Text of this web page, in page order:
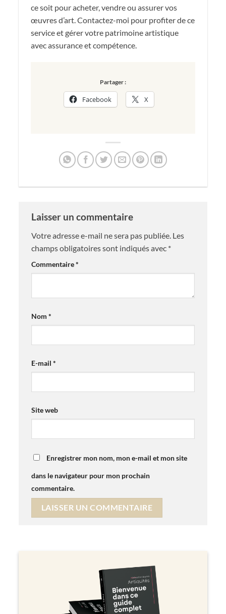
ce soit pour acheter, vendre ou assurer vos
œuvres d’art. Contactez-moi pour profiter de ce
service et gérer votre patrimoine artistique
avec assurance et compétence.
Partager :
Facebook X
Laisser un commentaire
Votre adresse e-mail ne sera pas publiée. Les
champs obligatoires sont indiqués avec *
Commentaire*
Nom*
E-mail*
Site web
Enregistrer mon nom, mon e-mail et mon site
dans le navigateur pour mon prochain
commentaire.